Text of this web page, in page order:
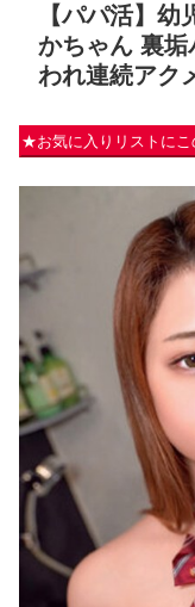
【パパ活】
かちゃん 裏
われ連続アク
★お気に入りリストにこ